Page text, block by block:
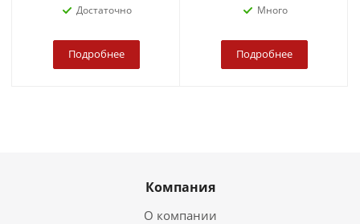
Достаточно
Подробнее
Много
Подробнее
Компания
О компании